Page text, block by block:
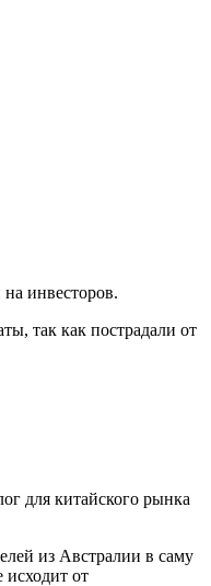
инвесторов.
так как пострадали от
для китайского рынка
из Австралии в саму
от